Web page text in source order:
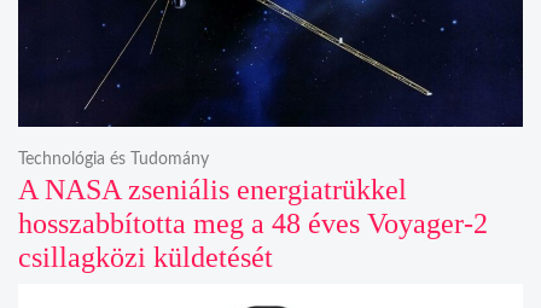
A NASA zseniális energiatrükkel
hosszabbította meg a 48 éves Voyager-2
csillagközi küldetését
Technológia és Tudomány